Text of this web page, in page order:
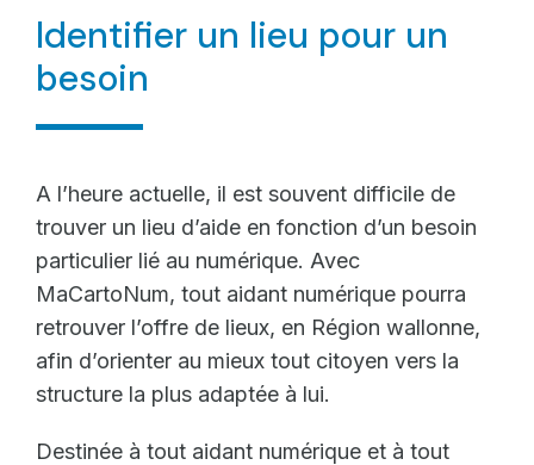
Identifier un lieu pour un
besoin
A l’heure actuelle, il est souvent difficile de
trouver un lieu d’aide en fonction d’un besoin
particulier lié au numérique. Avec
MaCartoNum, tout aidant numérique pourra
retrouver l’offre de lieux, en Région wallonne,
afin d’orienter au mieux tout citoyen vers la
structure la plus adaptée à lui.
Destinée à tout aidant numérique et à tout